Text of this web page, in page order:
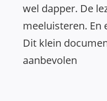
wel dapper. De
meeluisteren. En
Dit klein
aanbevolen